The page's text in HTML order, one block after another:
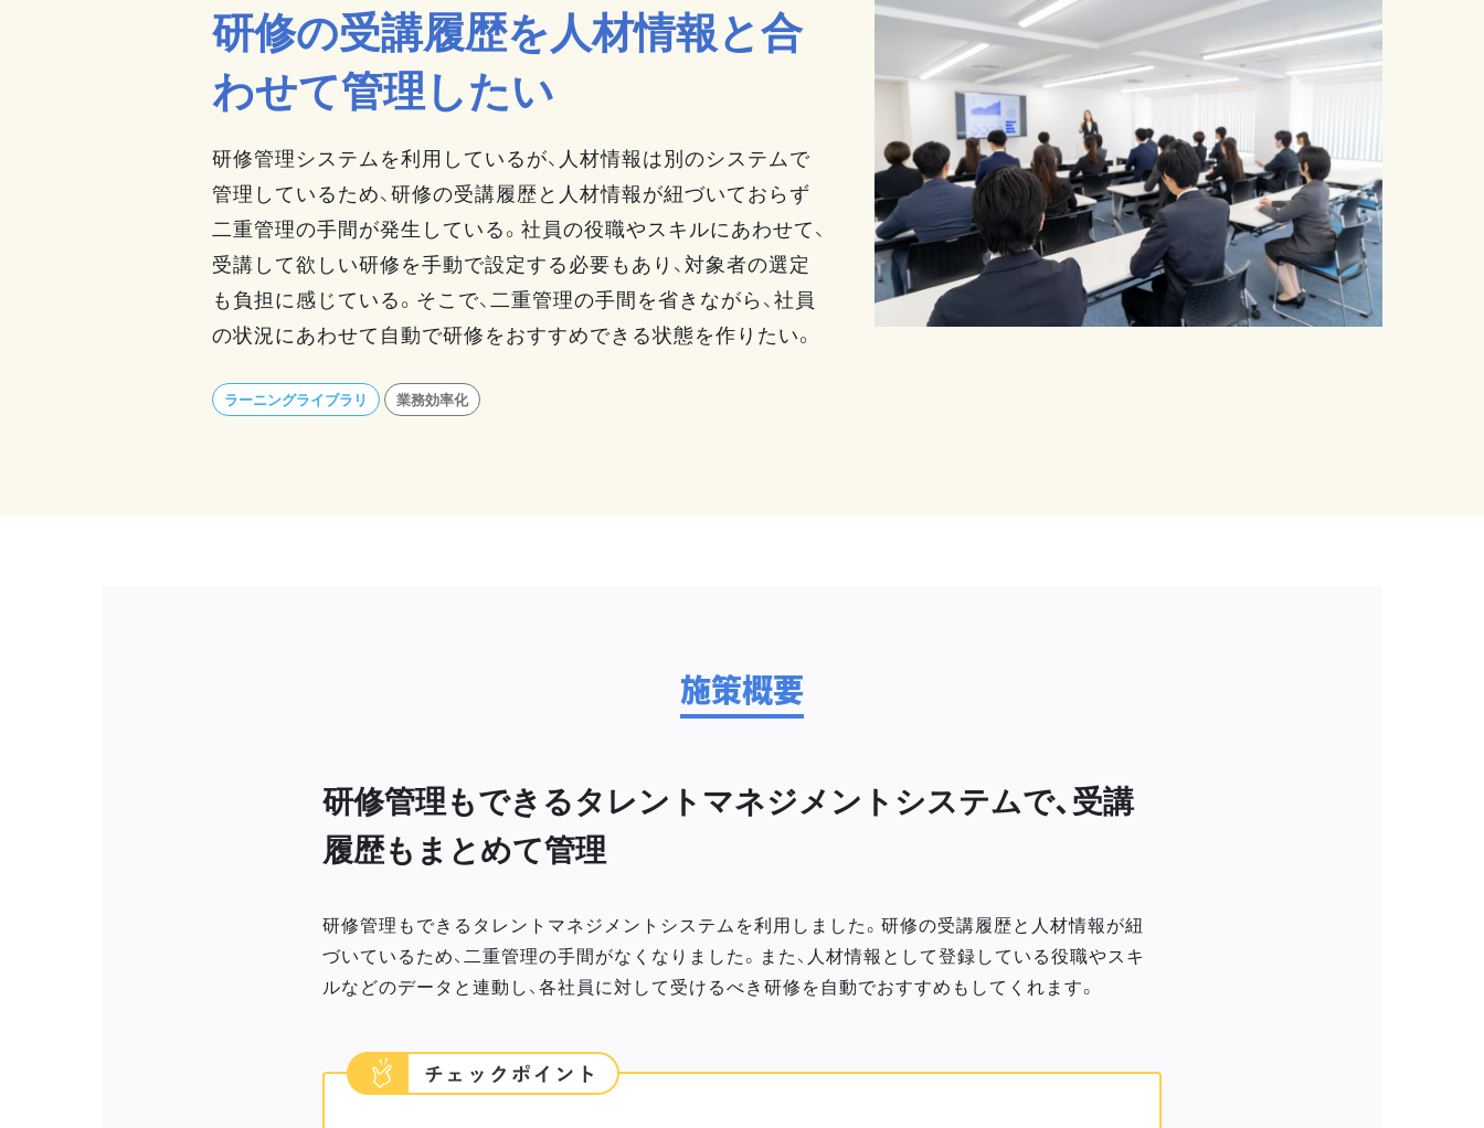
研修の受講履歴を人材情報と合
わせて管理したい
研修管理システムを利用しているが、人材情報は別のシステムで
管理しているため、研修の受講履歴と人材情報が紐づいておらず
二重管理の手間が発生している。社員の役職やスキルにあわせて、
受講して欲しい研修を手動で設定する必要もあり、対象者の選定
も負担に感じている。そこで、二重管理の手間を省きながら、社員
の状況にあわせて自動で研修をおすすめできる状態を作りたい。
ラーニングライブラリ 業務効率化
施策概要
研修管理もできるタレントマネジメントシステムで、受講
履歴もまとめて管理
研修管理もできるタレントマネジメントシステムを利用しました。研修の受講履歴と人材情報が紐
づいているため、二重管理の手間がなくなりました。また、人材情報として登録している役職やスキ
ルなどのデータと連動し、各社員に対して受けるべき研修を自動でおすすめもしてくれます。